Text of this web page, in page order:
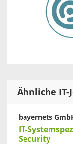
Ähnliche IT-
bayernets
IT-
Security